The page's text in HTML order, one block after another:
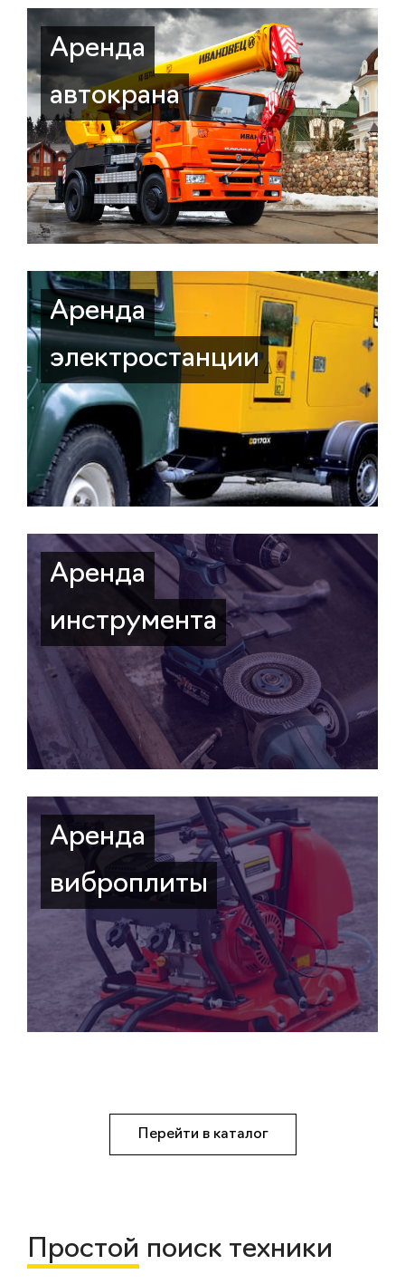
Аренда
автокрана
Аренда
электростанции
Аренда
инструмента
Аренда
виброплиты
Перейти в каталог
Простой поиск техники